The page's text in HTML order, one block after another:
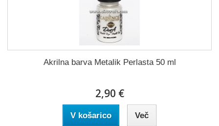
Akrilna barva Metalik Perlasta 50 ml
2,90 €
V košarico Več